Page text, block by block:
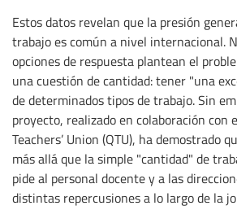
Estos datos revelan que la presión
trabajo es común a nivel internacional.
opciones de respuesta plantean el
una cuestión de cantidad: tener "una
de determinados tipos de trabajo. Sin
proyecto, realizado en colaboración con
Teachers’ Union (QTU), ha demostrado
más allá que la simple "cantidad" de
pide al personal docente y a las
distintas repercusiones a lo largo de la